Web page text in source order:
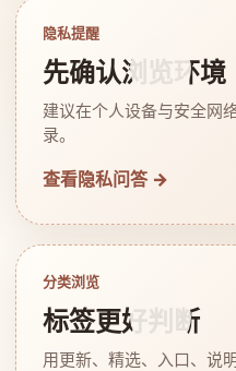
隐私提醒
先确认浏览环境
建议在个人设备与安全网
录。
查看隐私问答 →
分类浏览
标签更好判断
用更新、精选、入口、说